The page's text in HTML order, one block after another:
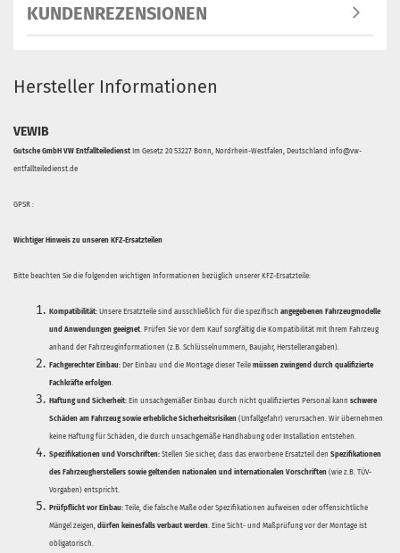
KUNDENREZENSIONEN
Hersteller Informationen
VEWIB
Gutsche GmbH VW Entfallteiledienst Im Gesetz 20 53227 Bonn, Nordrhein-Westfalen, Deutschland info@vw-
entfallteiledienst.de
GPSR :
Wichtiger Hinweis zu unseren KFZ-Ersatzteilen
Bitte beachten Sie die folgenden wichtigen Informationen bezüglich unserer KFZ-Ersatzteile:
Kompatibilität: Unsere Ersatzteile sind ausschließlich für die spezifisch angegebenen Fahrzeugmodelle
und Anwendungen geeignet. Prüfen Sie vor dem Kauf sorgfältig die Kompatibilität mit Ihrem Fahrzeug
anhand der Fahrzeuginformationen (z.B. Schlüsselnummern, Baujahr, Herstellerangaben).
Fachgerechter Einbau: Der Einbau und die Montage dieser Teile müssen zwingend durch qualifizierte
Fachkräfte erfolgen.
Haftung und Sicherheit: Ein unsachgemäßer Einbau durch nicht qualifiziertes Personal kann schwere
Schäden am Fahrzeug sowie erhebliche Sicherheitsrisiken (Unfallgefahr) verursachen. Wir übernehmen
keine Haftung für Schäden, die durch unsachgemäße Handhabung oder Installation entstehen.
Spezifikationen und Vorschriften: Stellen Sie sicher, dass das erworbene Ersatzteil den Spezifikationen
des Fahrzeugherstellers sowie geltenden nationalen und internationalen Vorschriften (wie z.B. TÜV-
Vorgaben) entspricht.
Prüfpflicht vor Einbau: Teile, die falsche Maße oder Spezifikationen aufweisen oder offensichtliche
Mängel zeigen, dürfen keinesfalls verbaut werden. Eine Sicht- und Maßprüfung vor der Montage ist
obligatorisch.